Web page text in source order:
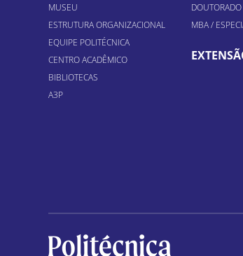
MUSEU
ESTRUTURA ORGANIZACIONAL
EQUIPE POLITÉCNICA
CENTRO ACADÊMICO
BIBLIOTECAS
A3P
DOUTORADO
MBA /